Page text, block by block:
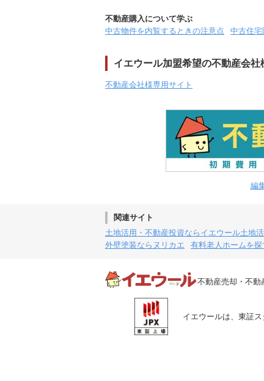
不動産購入について学ぶ
中古物件を内覧するときの注意点
中古住宅
イエウール加盟希望の不動産会社
不動産会社様専用サイト
編
関連サイト
土地活用・不動産投資ならイエウール土地
外壁塗装ならヌリカエ
有料老人ホームを
不動産売却・不動
イエウールは、東証